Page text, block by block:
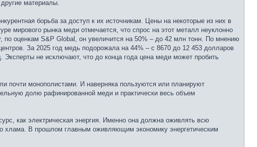
материалы.
борьба за доступ к их источникам. Цены на некоторые из них в
мирового рынка меди отмечается, что спрос на этот металл неуклонно
оценкам S&P Global, он увеличится на 50% – до 42 млн тонн. По мнению
За 2025 год медь подорожала на 44% – с 8670 до 12 453 долларов
Эксперты не исключают, что до конца года цена меди может пробить
почти монополистами. И наверняка пользуются или планируют
долю рафинированной меди и практически весь объем
как электрическая энергия. Именно она должна оживлять всю
хлама. В прошлом главным оживляющим экономику энергетическим